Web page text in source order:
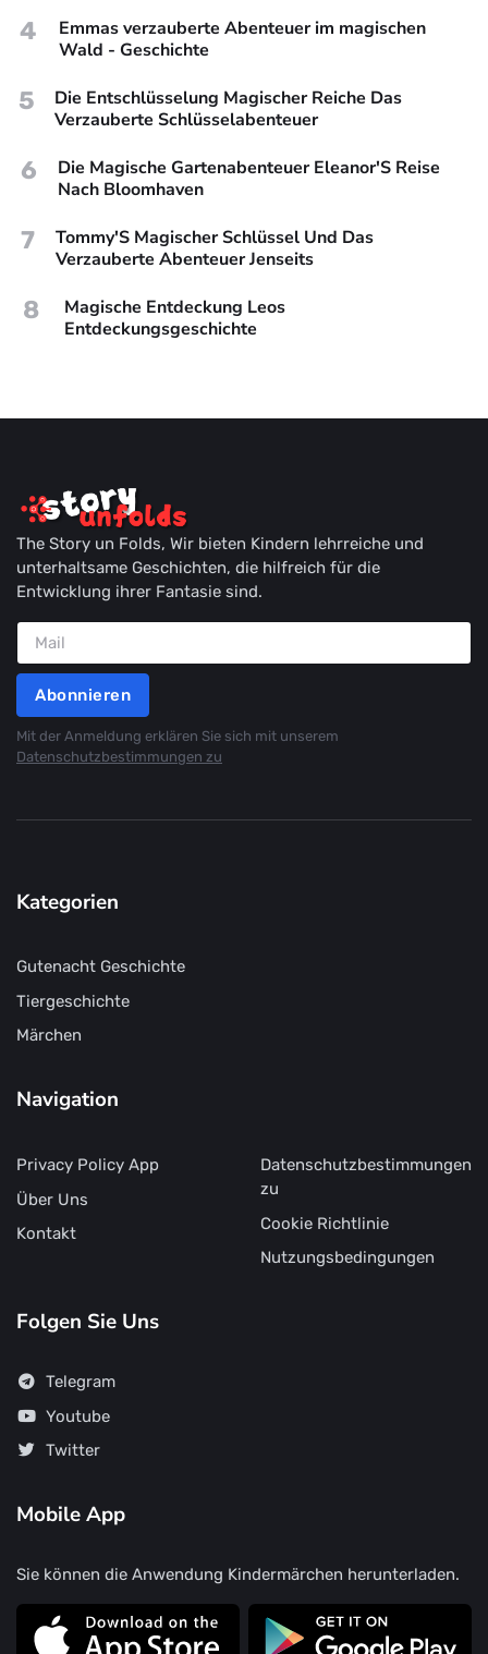
4
Emmas verzauberte Abenteuer im magischen
Wald - Geschichte
5
Die Entschlüsselung Magischer Reiche Das
Verzauberte Schlüsselabenteuer
6
Die Magische Gartenabenteuer Eleanor'S Reise
Nach Bloomhaven
7
Tommy'S Magischer Schlüssel Und Das
Verzauberte Abenteuer Jenseits
8
Magische Entdeckung Leos
Entdeckungsgeschichte
The Story un Folds, Wir bieten Kindern lehrreiche und
unterhaltsame Geschichten, die hilfreich für die
Entwicklung ihrer Fantasie sind.
Abonnieren
Mit der Anmeldung erklären Sie sich mit unserem
Datenschutzbestimmungen zu
Kategorien
Gutenacht Geschichte
Tiergeschichte
Märchen
Navigation
Privacy Policy App
Über Uns
Kontakt
Datenschutzbestimmungen
zu
Cookie Richtlinie
Nutzungsbedingungen
Folgen Sie Uns
Telegram
Youtube
Twitter
Mobile App
Sie können die Anwendung Kindermärchen herunterladen.